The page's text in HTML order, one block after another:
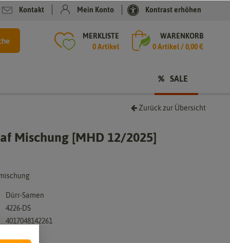
Kontakt Mein Konto Kontrast erhöhen
MERKLISTE
0 Artikel
WARENKORB
0Artikel /0,00 €
SALE
Zurück zur Übersicht
Mischung [MHD 12/2025]
Dürr-Samen
4226-DS
4017048142261